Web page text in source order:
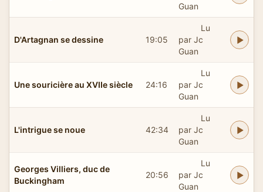
Guan
D'Artagnan se dessine 19:05
Lu
par Jc
Guan
Une souricière au XVIIe siècle 24:16
Lu
par Jc
Guan
L'intrigue se noue 42:34
Lu
par Jc
Guan
Georges Villiers, duc de
Buckingham
20:56
Lu
par Jc
Guan